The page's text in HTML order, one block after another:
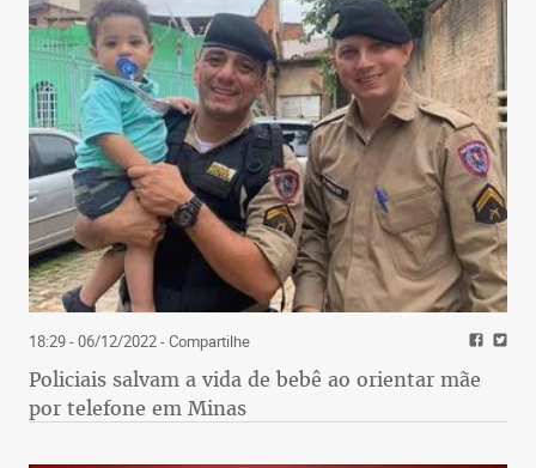
18:29 - 06/12/2022- Compartilhe
Policiais salvam a vida de bebê ao orientar mãe
por telefone em Minas